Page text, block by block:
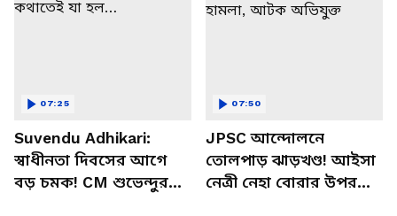
Suvendu Adhikari:
স্বাধীনতা দিবসের আগে
বড় চমক! CM শুভেন্দুর
07:25
JPSC আন্দোলনে
তোলপাড় ঝাড়খণ্ড! আইসা
নেত্রী নেহা বোরার উপর
07:50